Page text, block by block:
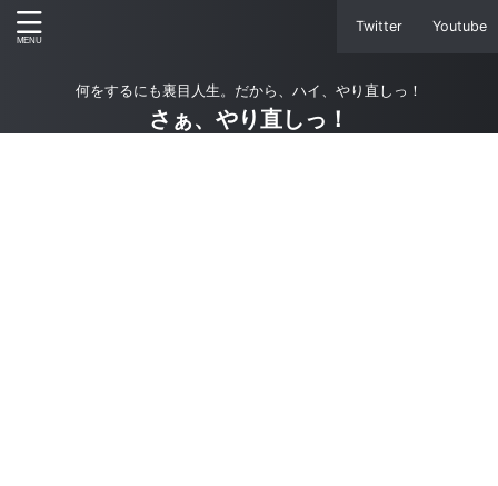
Twitter Youtube
何をするにも裏目人生。だから、ハイ、やり直しっ！
さぁ、やり直しっ！